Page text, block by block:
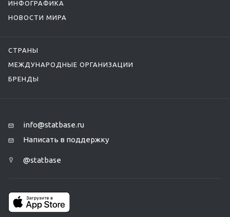
ИНФОГРАФИКА
НОВОСТИ МИРА
СТРАНЫ
МЕЖДУНАРОДНЫЕ ОРГАНИЗАЦИИ
БРЕНДЫ
info@statbase.ru
Написать в поддержку
@statbase